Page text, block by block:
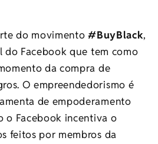
do movimento#BuyBlack,
Facebook que tem como
da compra de
O empreendedorismo é
de empoderamento
o Facebook incentiva o
feitos por membros da